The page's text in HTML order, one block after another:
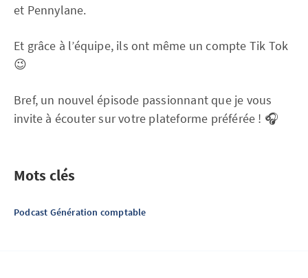
et Pennylane.
Et grâce à l’équipe, ils ont même un compte Tik Tok
😉
Bref, un nouvel épisode passionnant que je vous
invite à écouter sur votre plateforme préférée ! 🎧
Mots clés
Podcast Génération comptable